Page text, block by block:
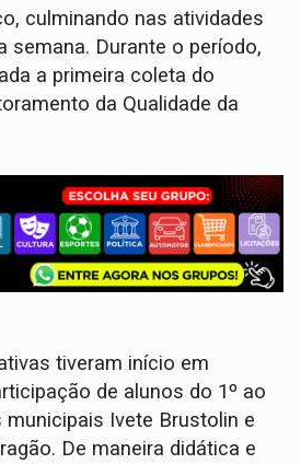
culminando nas atividades
semana. Durante o período,
a primeira coleta do
da Qualidade da
tiveram início em
de alunos do 1º ao
municipais Ivete Brustolin e
De maneira didática e